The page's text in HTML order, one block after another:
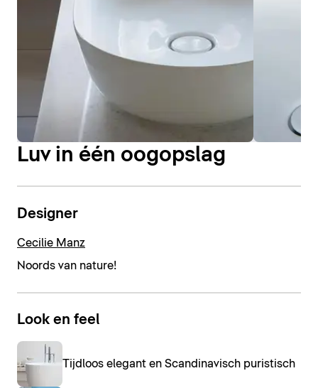
Luv in één oogopslag
Designer
Cecilie Manz
Noords van nature!
Look en feel
Tijdloos elegant en Scandinavisch puristisch